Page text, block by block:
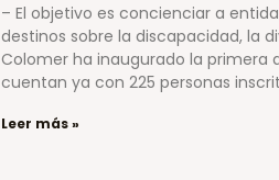
– El objetivo es concienciar a
destinos sobre la discapacidad, la
Colomer ha inaugurado la primera
cuentan ya con 225 personas
Leer más »